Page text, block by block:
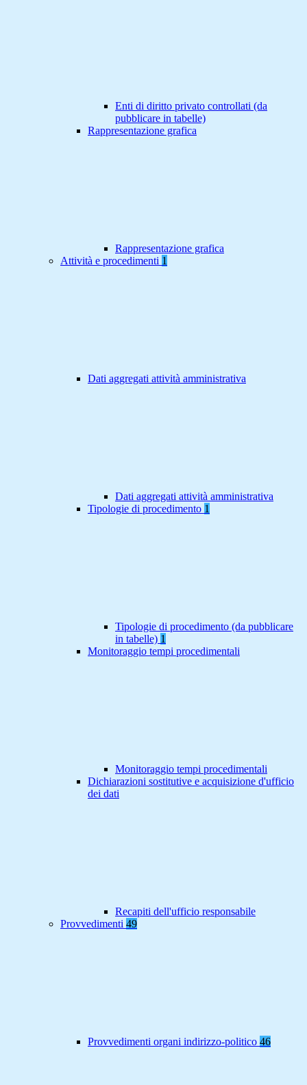
Enti di diritto privato controllati (da
pubblicare in tabelle)
Rappresentazione grafica
Rappresentazione grafica
Attività e procedimenti 1
Dati aggregati attività amministrativa
Dati aggregati attività amministrativa
Tipologie di procedimento 1
Tipologie di procedimento (da pubblicare
in tabelle) 1
Monitoraggio tempi procedimentali
Monitoraggio tempi procedimentali
Dichiarazioni sostitutive e acquisizione d'ufficio
dei dati
Recapiti dell'ufficio responsabile
Provvedimenti 49
Provvedimenti organi indirizzo-politico 46